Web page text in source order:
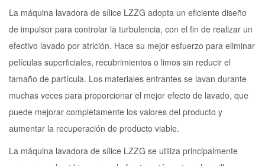
La máquina lavadora de sílice LZZG adopta un eficiente diseño
de impulsor para controlar la turbulencia, con el fin de realizar un
efectivo lavado por atrición. Hace su mejor esfuerzo para eliminar
películas superficiales, recubrimientos o limos sin reducir el
tamaño de partícula. Los materiales entrantes se lavan durante
muchas veces para proporcionar el mejor efecto de lavado, que
puede mejorar completamente los valores del producto y
aumentar la recuperación de producto viable.
La máquina lavadora de sílice LZZG se utiliza principalmente